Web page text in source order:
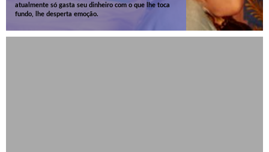
atualmente só gasta seu dinheiro com o que lhe toca
fundo, lhe desperta emoção.